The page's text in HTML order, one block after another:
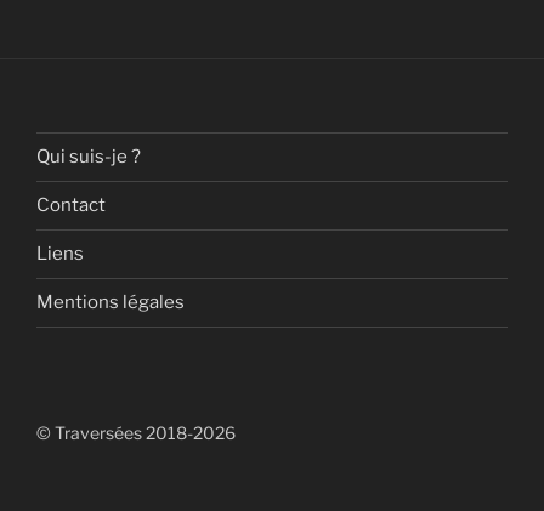
Qui suis-je ?
Contact
Liens
Mentions légales
© Traversées 2018-2026